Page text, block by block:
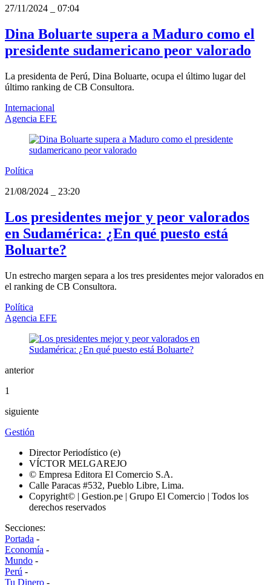
27/11/2024
07:04
Dina Boluarte supera a Maduro como el
presidente sudamericano peor valorado
La presidenta de Perú, Dina Boluarte, ocupa el último lugar del
último ranking de CB Consultora.
Internacional
Agencia EFE
Política
21/08/2024
23:20
Los presidentes mejor y peor valorados
en Sudamérica: ¿En qué puesto está
Boluarte?
Un estrecho margen separa a los tres presidentes mejor valorados en
el ranking de CB Consultora.
Política
Agencia EFE
anterior
1
siguiente
Gestión
Director Periodístico (e)
VÍCTOR MELGAREJO
© Empresa Editora El Comercio S.A.
Calle Paracas #532, Pueblo Libre, Lima.
Copyright© | Gestion.pe | Grupo El Comercio | Todos los
derechos reservados
Secciones:
Portada -
Economía -
Mundo -
Perú -
Tu Dinero -